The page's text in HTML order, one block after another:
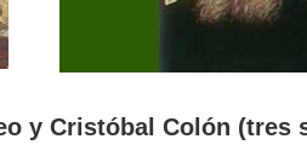
y Cristóbal Colón (tres